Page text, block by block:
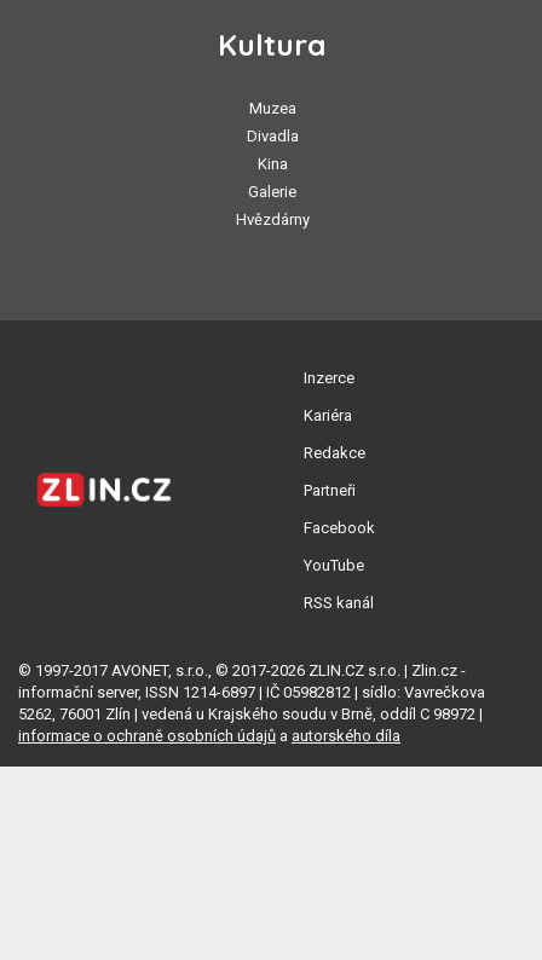
Kultura
Muzea
Divadla
Kina
Galerie
Hvězdárny
Inzerce
Kariéra
Redakce
Partneři
Facebook
YouTube
RSS kanál
© 1997-2017 AVONET, s.r.o., © 2017-2026 ZLIN.CZ s.r.o. | Zlin.cz -
informační server, ISSN 1214-6897 | IČ 05982812 | sídlo: Vavrečkova
5262, 76001 Zlín | vedená u Krajského soudu v Brně, oddíl C 98972 |
informace o ochraně osobních údajů a autorského díla